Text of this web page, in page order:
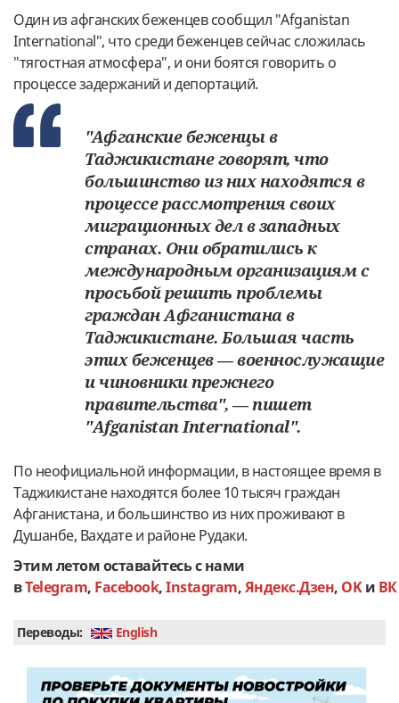
Один из афганских беженцев сообщил "Afganistan
International", что среди беженцев сейчас сложилась
"тягостная атмосфера", и они боятся говорить о
процессе задержаний и депортаций.
"Афганские беженцы в
Таджикистане говорят, что
большинство из них находятся в
процессе рассмотрения своих
миграционных дел в западных
странах. Они обратились к
международным организациям с
просьбой решить проблемы
граждан Афганистана в
Таджикистане. Большая часть
этих беженцев — военнослужащие
и чиновники прежнего
правительства", — пишет
"Afganistan International".
По неофициальной информации, в настоящее время в
Таджикистане находятся более 10 тысяч граждан
Афганистана, и большинство из них проживают в
Душанбе, Вахдате и районе Рудаки.
Этим летом оставайтесь с нами
вTelegram, Facebook,Instagram,Яндекс.Дзен, OKи ВК
Переводы: English